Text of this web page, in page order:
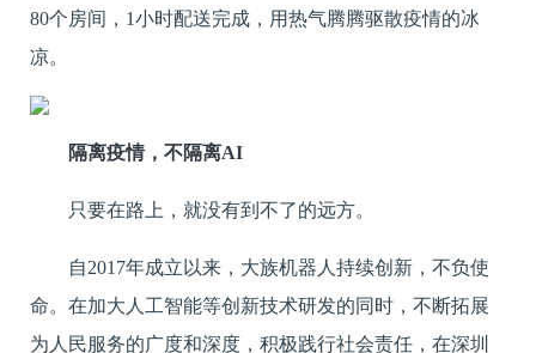
80个房间，1小时配送完成，用热气腾腾驱散疫情的冰
凉。
隔离疫情，不隔离AI
只要在路上，就没有到不了的远方。
自2017年成立以来，大族机器人持续创新，不负使
命。在加大人工智能等创新技术研发的同时，不断拓展
为人民服务的广度和深度，积极践行社会责任，在深圳